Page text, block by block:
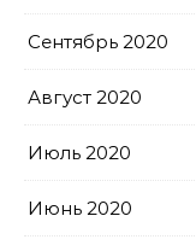
Сентябрь 2020
Август 2020
Июль 2020
Июнь 2020